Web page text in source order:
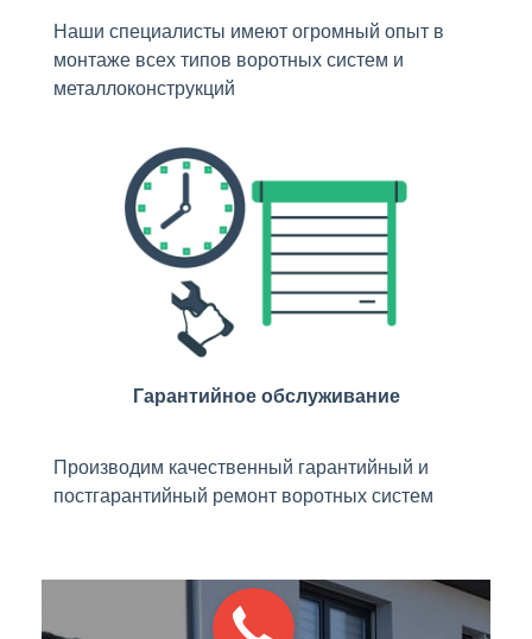
Наши специалисты имеют огромный опыт в
монтаже всех типов воротных систем и
металлоконструкций
Гарантийное обслуживание
Производим качественный гарантийный и
постгарантийный ремонт воротных систем